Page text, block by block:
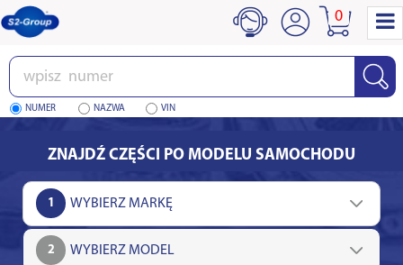
Wpisz
numer
NUMER NAZWA VIN
0
ZNAJDŹ CZĘŚCI PO MODELU SAMOCHODU
1
2